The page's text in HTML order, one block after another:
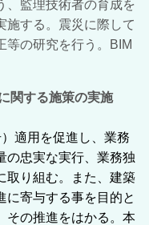
、監理技術者の育成を
施する。震災に際して
等の研究を行う。BIM
関する施策の実施
適用を促進し、業務
の忠実な実行、業務独
り組む。
また、建築
に寄与する事を目的と
の推進をはかる。 本